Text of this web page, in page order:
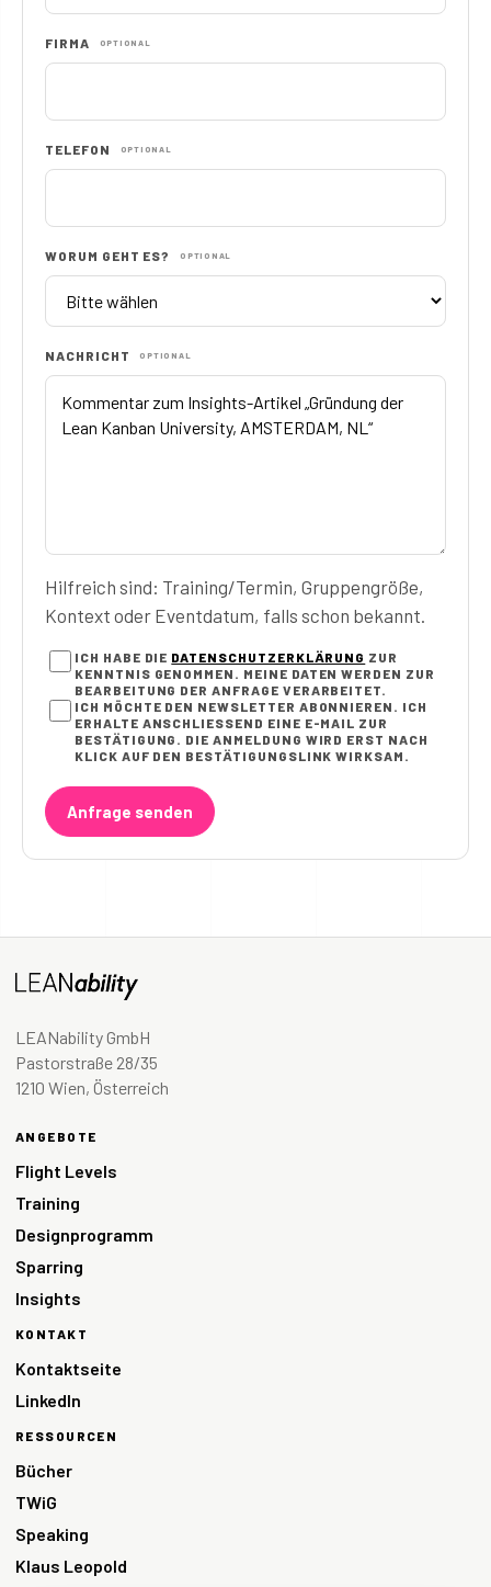
FIRMA OPTIONAL
TELEFON OPTIONAL
WORUM GEHT ES? OPTIONAL
NACHRICHT OPTIONAL
Hilfreich sind: Training/Termin, Gruppengröße,
Kontext oder Eventdatum, falls schon bekannt.
ICH HABE DIE DATENSCHUTZERKLÄRUNG ZUR
KENNTNIS GENOMMEN. MEINE DATEN WERDEN ZUR
BEARBEITUNG DER ANFRAGE VERARBEITET.
ICH MÖCHTE DEN NEWSLETTER ABONNIEREN. ICH
ERHALTE ANSCHLIESSEND EINE E-MAIL ZUR B
ESTÄTIGUNG. DIE ANMELDUNG WIRD ERST NACH K
LICK AUF DEN BESTÄTIGUNGSLINK WIRKSAM.
Anfrage senden
LEANability GmbH
Pastorstraße 28/35
1210 Wien, Österreich
ANGEBOTE
Flight Levels
Training
Designprogramm
Sparring
Insights
KONTAKT
Kontaktseite
LinkedIn
RESSOURCEN
Bücher
TWiG
Speaking
Klaus Leopold